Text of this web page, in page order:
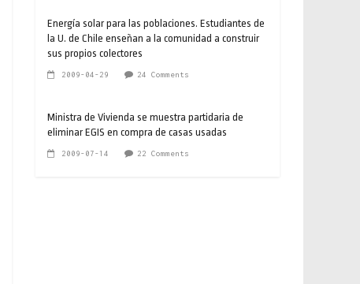
Energía solar para las poblaciones. Estudiantes de
la U. de Chile enseñan a la comunidad a construir
sus propios colectores
2009-04-29 24 Comments
Ministra de Vivienda se muestra partidaria de
eliminar EGIS en compra de casas usadas
2009-07-14 22 Comments